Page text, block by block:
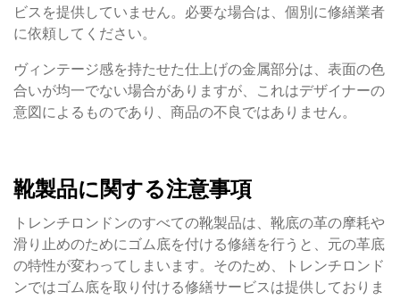
ビスを提供していません。必要な場合は、個別に修繕業者
に依頼してください。
ヴィンテージ感を持たせた仕上げの金属部分は、表面の色
合いが均一でない場合がありますが、これはデザイナーの
意図によるものであり、商品の不良ではありません。
靴製品に関する注意事項
トレンチロンドンのすべての靴製品は、靴底の革の摩耗や
滑り止めのためにゴム底を付ける修繕を行うと、元の革底
の特性が変わってしまいます。そのため、トレンチロンド
ンではゴム底を取り付ける修繕サービスは提供しておりま